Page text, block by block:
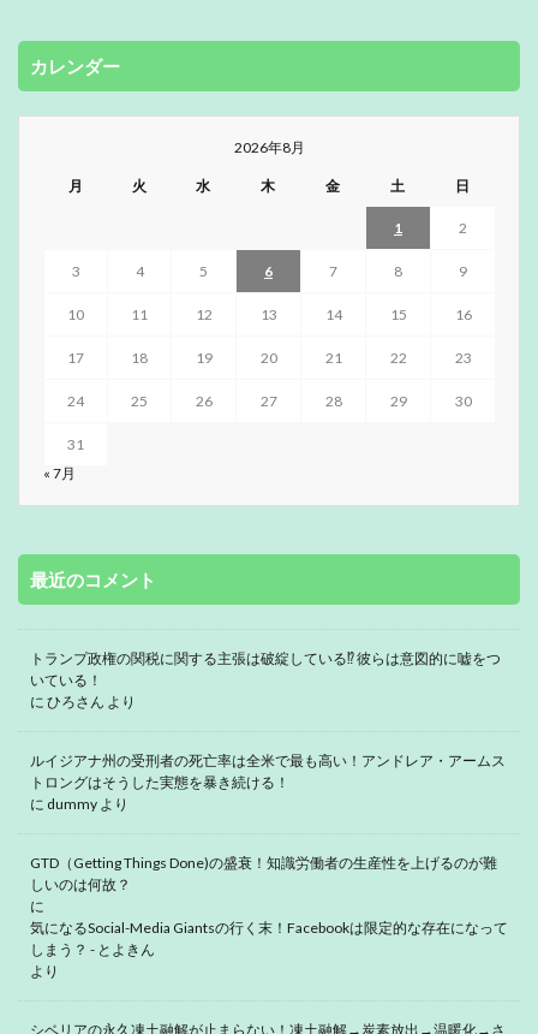
カレンダー
2026年8月
月 火 水 木 金 土 日
1 2
3 4 5 6 7 8 9
10 11 12 13 14 15 16
17 18 19 20 21 22 23
24 25 26 27 28 29 30
31
« 7月
最近のコメント
トランプ政権の関税に関する主張は破綻している⁉ 彼らは意図的に嘘をつ
いている！
に ひろさん より
ルイジアナ州の受刑者の死亡率は全米で最も高い！アンドレア・アームス
トロングはそうした実態を暴き続ける！
に dummy より
GTD（Getting Things Done)の盛衰！知識労働者の生産性を上げるのが難
しいのは何故？
に
気になるSocial-Media Giantsの行く末！Facebookは限定的な存在になって
しまう？ - とよきん
より
シベリアの永久凍土融解が止まらない！凍土融解→炭素放出→温暖化→さ